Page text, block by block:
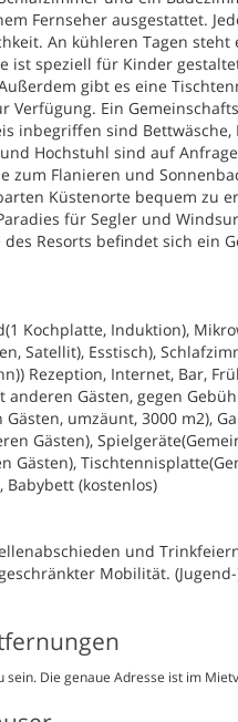
Fernseher ausgestattet.
An kühleren Tagen steht
ist speziell für Kinder
gibt es eine
Verfügung. Ein
inbegriffen sind
Hochstuhl sind auf
zum Flanieren und
Küstenorte bequem zu
für Segler und
Resorts befindet sich ein
Kochplatte, Induktion),
Satellit), Esstisch),
Rezeption, Internet, Bar,
Gästen, gegen
umzäunt, 3000 m2),
Gästen),
Gästen),
Babybett (kostenlos)
und
Mobilität.
Die genaue Adresse ist im